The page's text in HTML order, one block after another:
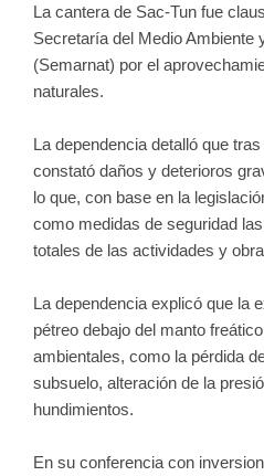
La cantera de Sac-Tun fue
Secretaría del Medio Ambiente
(Semarnat) por el
naturales.
La dependencia detalló que
constató daños y deterioros
lo que, con base en la
como medidas de seguridad
totales de las actividades y
La dependencia explicó que la
pétreo debajo del manto
ambientales, como la pérdida
subsuelo, alteración de la
hundimientos.
En su conferencia con